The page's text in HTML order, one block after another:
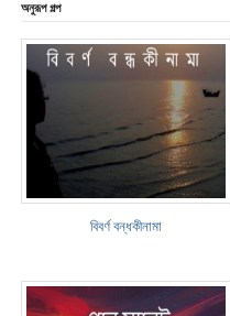
অনুরূপ গল্প
বিবর্ণ বন্ধকীনামা